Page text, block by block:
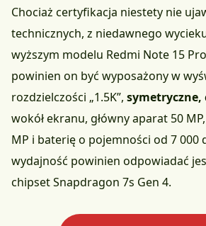
Chociaż certyfikacja niestety nie
technicznych, z niedawnego
wyższym modelu Redmi Note 15
powinien on być wyposażony w
rozdzielczości „1.5K”,
wokół ekranu, główny aparat 50
MP i baterię o pojemności od 7 000
wydajność powinien odpowiadać
chipset Snapdragon 7s Gen 4.